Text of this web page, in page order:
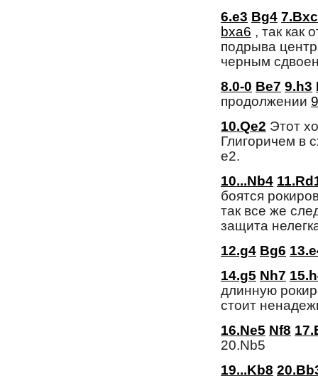
6.e3 Bg4
bxa6 , так как
подрыва
черным
8.0-0 Be7 9.h3
продолжении
10.Qe2 Этот
Глигоричем в
e2.
10...Nb4
боятся
так все же
защита
12.g4 Bg6
14.g5 Nh7
длинную
стоит
16.Ne5 Nf8
20.Nb5
19...Kb8